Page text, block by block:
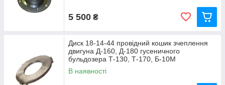
5 500 ₴
Диск 18-14-44 провідний кошик зчеплення
двигуна Д-160, Д-180 гусеничного
бульдозера Т-130, Т-170, Б-10М
В наявності